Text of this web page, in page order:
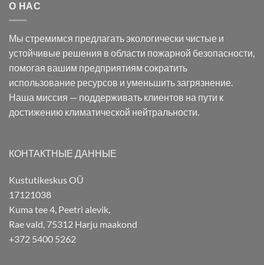
О НАС
Мы стремимся предлагать экологически чистые и
устойчивые решения в области пожарной безопасности,
помогая вашим предприятиям сократить
использование ресурсов и уменьшить загрязнение.
Наша миссия — поддерживать клиентов на пути к
достижению климатической нейтральности.
КОНТАКТНЫЕ ДАННЫЕ
Kustutikeskus OÜ
17121038
Kuma tee 4, Peetri alevik,
Rae vald, 75312 Harju maakond
+372 5400 5262